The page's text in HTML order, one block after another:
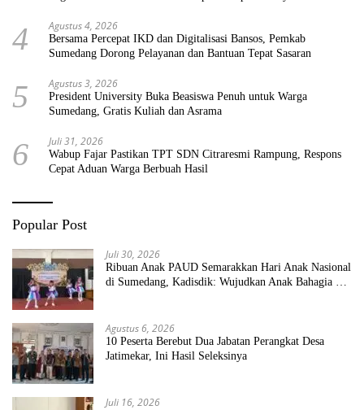
4 Agustus 4, 2026
Bersama Percepat IKD dan Digitalisasi Bansos, Pemkab
Sumedang Dorong Pelayanan dan Bantuan Tepat Sasaran
5 Agustus 3, 2026
President University Buka Beasiswa Penuh untuk Warga
Sumedang, Gratis Kuliah dan Asrama
6 Juli 31, 2026
Wabup Fajar Pastikan TPT SDN Citraresmi Rampung, Respons
Cepat Aduan Warga Berbuah Hasil
Popular Post
Juli 30, 2026
Ribuan Anak PAUD Semarakkan Hari Anak Nasional
di Sumedang, Kadisdik: Wujudkan Anak Bahagia dan
Agustus 6, 2026
10 Peserta Berebut Dua Jabatan Perangkat Desa
Jatimekar, Ini Hasil Seleksinya
Juli 16, 2026